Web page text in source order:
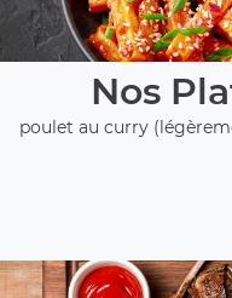
Nos
poulet au curry